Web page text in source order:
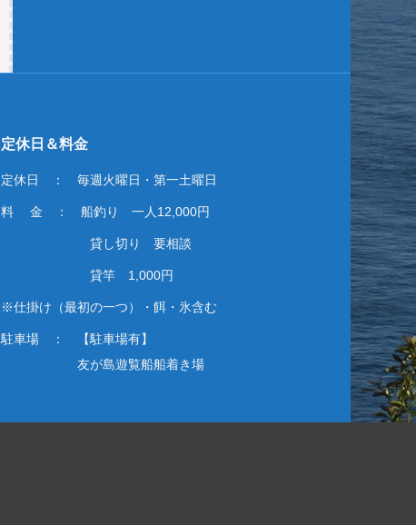
定休日＆料金
定休日 ： 毎週火曜日・第一土曜日
料 金 ： 船釣り 一人12,000円
貸し切り 要相談
貸竿 1,000円
※仕掛け（最初の一つ）・餌・氷含む
駐車場 ： 【駐車場有】
友が島遊覧船船着き場